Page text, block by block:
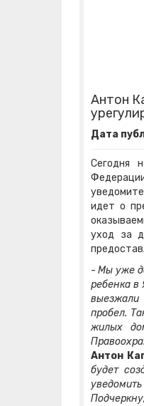
Антон
Дата
Сегодня
идет о
уход за
-Мы уже
ребенка в
выезжали
пробел.
жилых
Антон
будет